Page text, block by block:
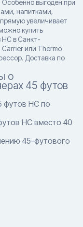
выгоден при
напитками,
увеличивает
купить
в Санкт-
или Thermo
Доставка по
о
45 футов
HC по
HC вместо 40
45-футового